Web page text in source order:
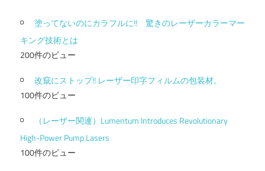
塗ってないのにカラフルに!! 驚きのレーザーカラーマー
キング技術とは
200件のビュー
改竄にストップ!! レーザー印字フィルムの包装材。
100件のビュー
（レーザー関連）Lumentum Introduces Revolutionary
High-Power Pump Lasers
100件のビュー